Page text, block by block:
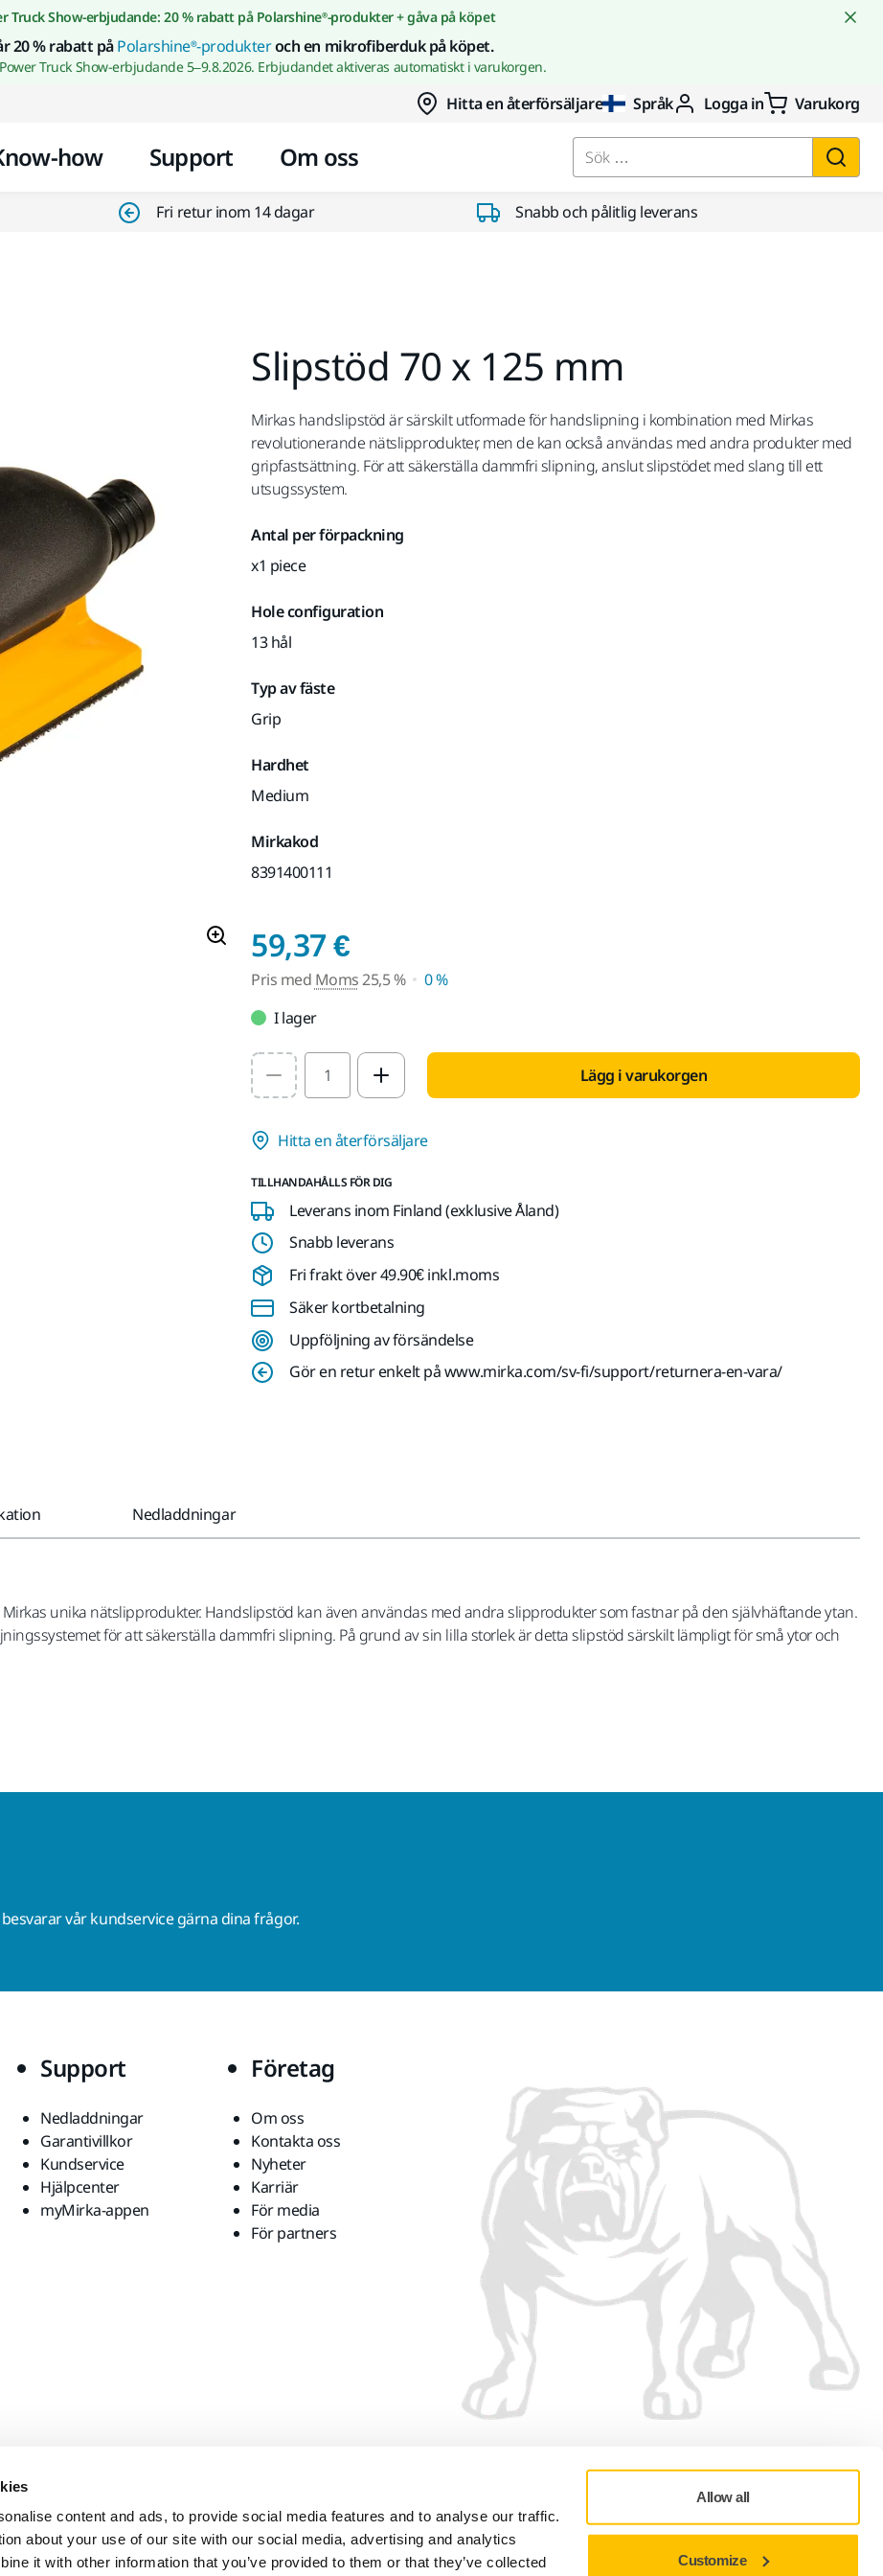
content and ads, to provide social media features and to analyse our traffic.
about your use of our site with our social media, advertising and analytics
it with other information that you’ve provided to them or that they’ve collected
Allow all
Customize
Gå till innehållet
Truck Show-erbjudande: 20 % rabatt på Polarshine®-produkter + gåva på köpet
20 % rabatt påPolarshine®-produkteroch en mikrofiberduk på köpet.
Truck Show-erbjudande 5–9.8.2026. Erbjudandet aktiveras automatiskt i varukorgen.
Hitta en återförsäljare Språk Logga in Varukorg
how Support Om oss Sök …
Fri retur inom 14 dagar Snabb och pålitlig leverans
Slipstöd 70 x 125 mm
Mirkas handslipstöd är särskilt utformade för handslipning i kombination med Mirkas
revolutionerande nätslipprodukter, men de kan också användas med andra produkter med
gripfastsättning. För att säkerställa dammfri slipning, anslut slipstödet med slang till ett
utsugssystem.
Antal per förpackning
x1 piece
Hole configuration
13 hål
Typ av fäste
Grip
Hardhet
Medium
Mirkakod
8391400111
59,37 €Pris med Moms 25,5 %
Pris med Moms25,5 %
0 %
I lager
Select quantity value Lägg i varukorgen
Hitta en återförsäljare
TILLHANDAHÅLLS FÖR DIG
Leverans inom Finland (exklusive Åland)
Snabb leverans
Fri frakt över 49.90€ inkl.moms
Säker kortbetalning
Uppföljning av försändelse
Gör en retur enkelt på www.mirka.com/sv-fi/support/returnera-en-vara/
Nedladdningar
unika nätslipprodukter. Handslipstöd kan även användas med andra slipprodukter som fastnar på den självhäftande ytan.
för att säkerställa dammfri slipning. På grund av sin lilla storlek är detta slipstöd särskilt lämpligt för små ytor och
vår kundservice gärna dina frågor.
Support
Nedladdningar
Garantivillkor
Kundservice
Hjälpcenter
myMirka-appen
Företag
Om oss
Kontakta oss
Nyheter
Karriär
För media
För partners